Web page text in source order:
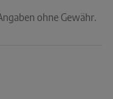
ohne Gewähr.